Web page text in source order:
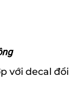
với decal đổi